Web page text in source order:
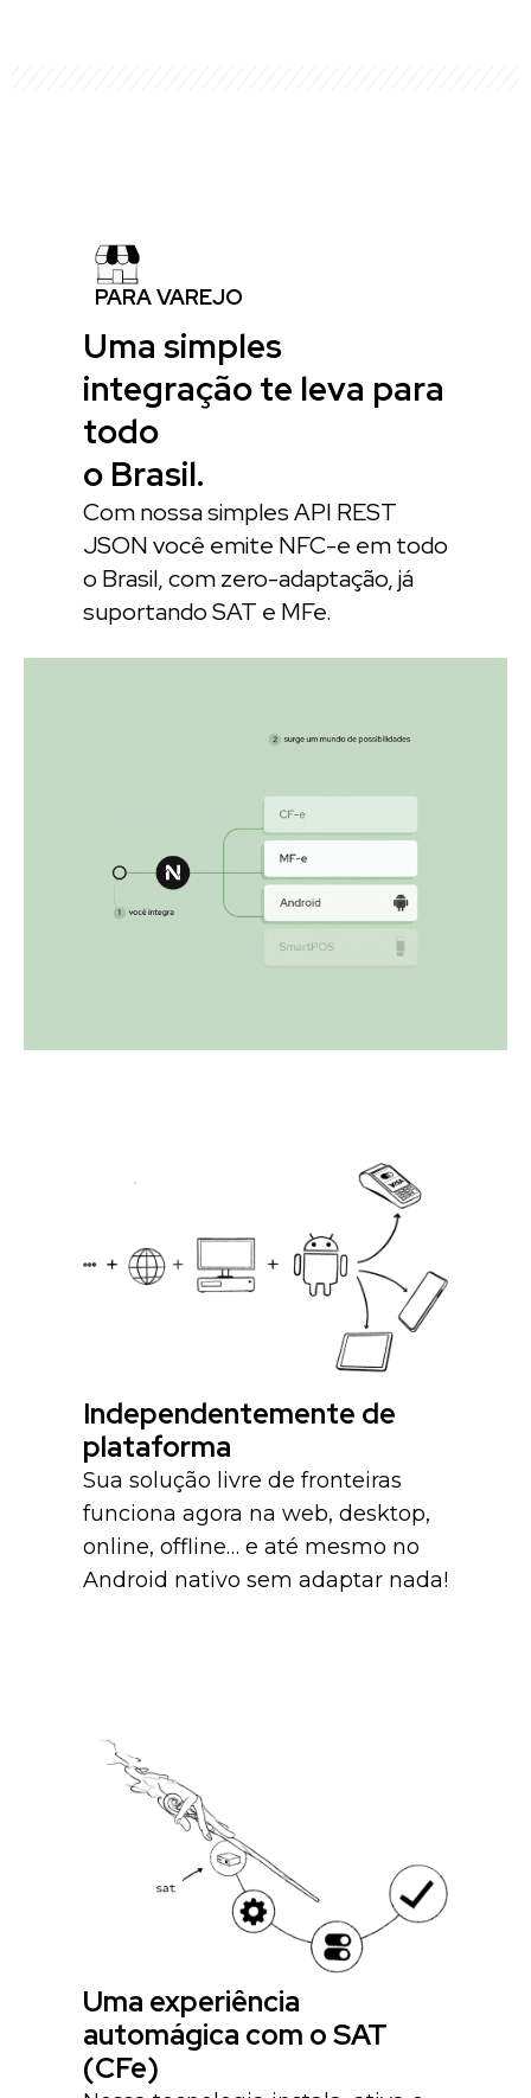
PARA VAREJO
Uma simples
integração te leva para
todo
o Brasil.
Com nossa simples API REST
JSON você emite NFC-e em todo
o Brasil, com zero-adaptação, já
suportando SAT e MFe.
Independentemente de
plataforma
Sua solução livre de fronteiras
funciona agora na web, desktop,
online, offline… e até mesmo no
Android nativo sem adaptar nada!
Uma experiência
automágica com o SAT
(CFe)